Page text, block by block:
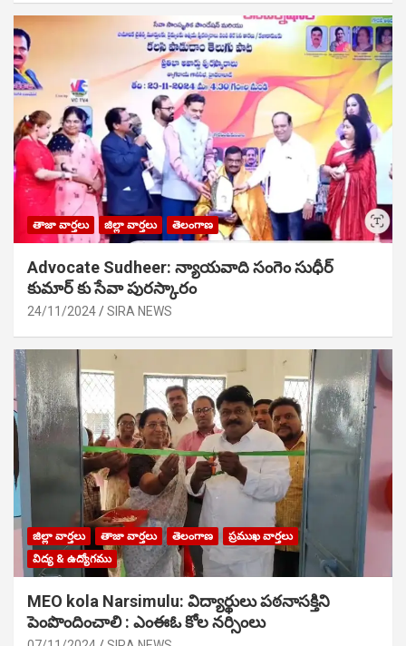
తాజా వార్తలు జిల్లా వార్తలు తెలంగాణ
Advocate Sudheer: న్యాయవాది సంగెం సుధీర్
కుమార్ కు సేవా పురస్కారం
24/11/2024 SIRA NEWS
జిల్లా వార్తలు తాజా వార్తలు తెలంగాణ
ప్రముఖ వార్తలు
విద్య & ఉద్యోగము
MEO kola Narsimulu: విద్యార్థులు పఠ‌నాసక్తిని
పెంపొందించాలి : ఎంఈఓ కోల నర్సింలు